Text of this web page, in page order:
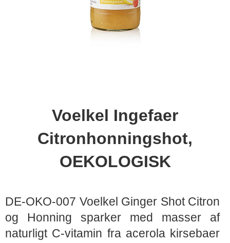
Voelkel Ingefaer
Citronhonningshot,
OEKOLOGISK
DE-OKO-007 Voelkel Ginger Shot Citron
og Honning sparker med masser af
naturligt C-vitamin fra acerola kirsebaer